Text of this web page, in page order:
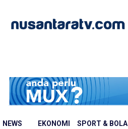
NEWS EKONOMI SPORT & BOLA